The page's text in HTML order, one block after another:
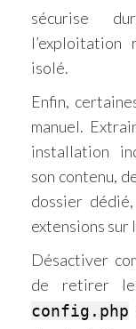
sécurise
l’exploitation
isolé.
Enfin,
manuel.
installation
son contenu,
dossier
extensions
Désactiver
de retirer
config.php